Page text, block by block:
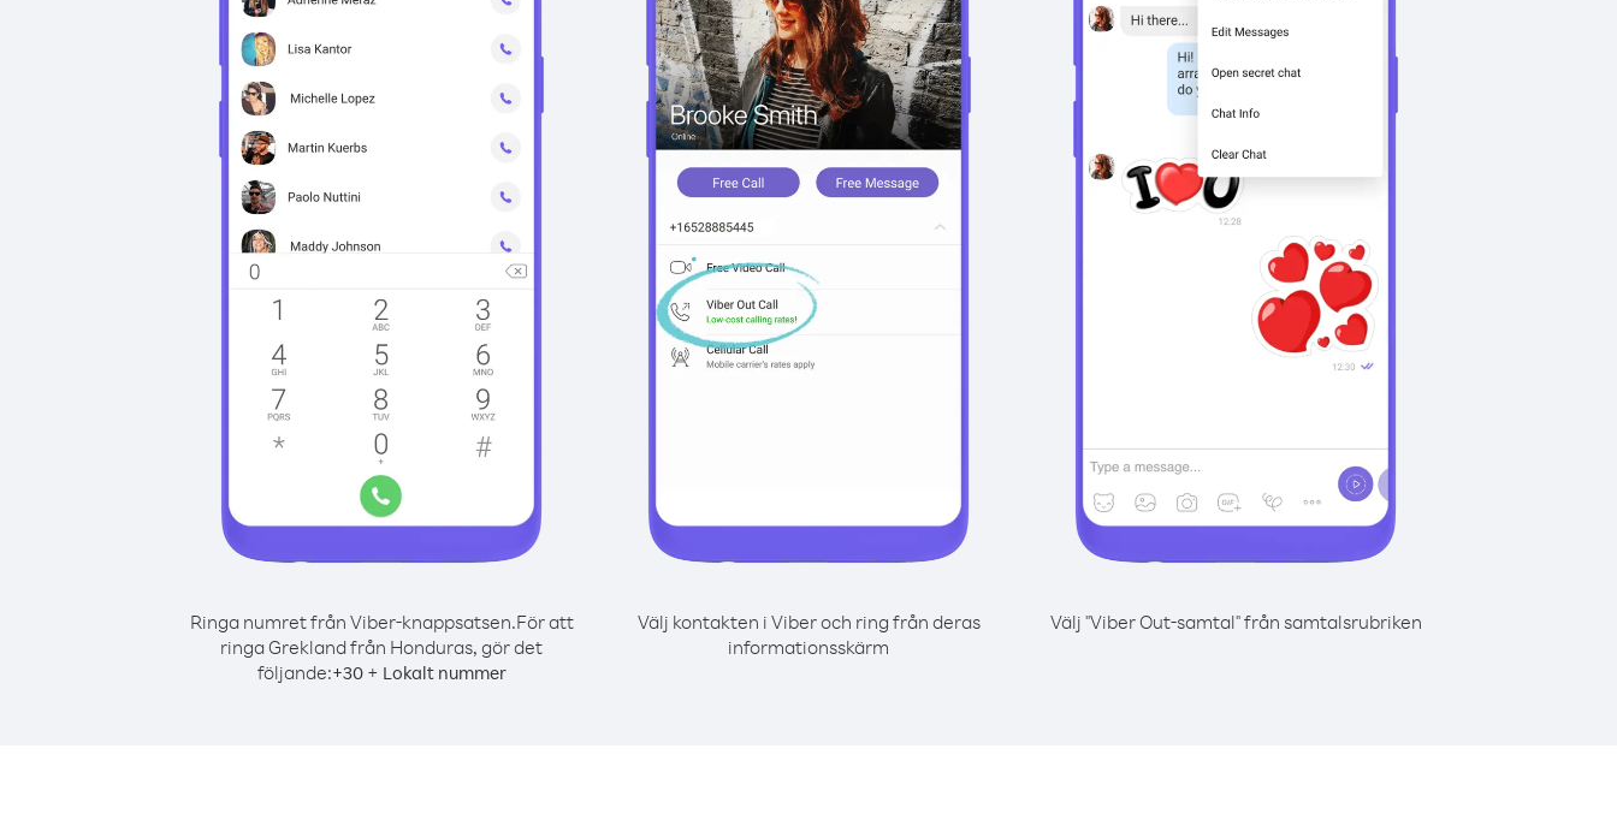
Ringa numret från Viber-knappsatsen.För att
ringa Grekland från Honduras, gör det
följande:+30+ Lokalt nummer
Välj kontakten i Viber och ring från deras
informationsskärm
Välj "Viber Out-samtal" från samtalsrubriken